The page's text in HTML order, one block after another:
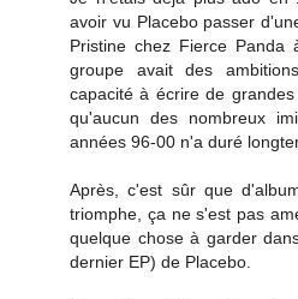
avoir vu Placebo passer
Pristine chez Fierce
groupe avait des
capacité à écrire de
qu'aucun des nombreux
années 96-00 n'a duré
Après, c'est sûr que
triomphe, ça ne s'est pas
quelque chose à garder
dernier EP) de Placebo.